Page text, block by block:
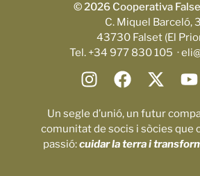
© 2026 Cooperativa
C. Miquel Barceló,
43730 Falset (El
Tel. +34 977 830 105 ·
Un segle d’unió, un futur
comunitat de socis i sòcies que
passió:cuidar la terra i